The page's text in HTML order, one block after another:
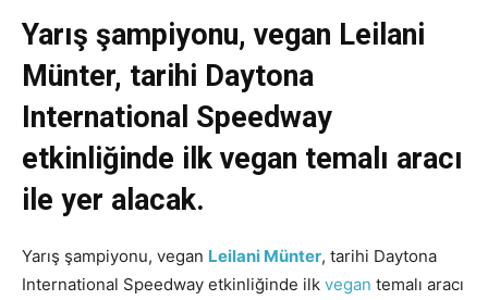
Yarış şampiyonu, vegan Leilani
Münter, tarihi Daytona
International Speedway
etkinliğinde ilk vegan temalı aracı
ile yer alacak.
Yarış şampiyonu, vegan Leilani Münter, tarihi Daytona
International Speedway etkinliğinde ilk vegan temalı aracı